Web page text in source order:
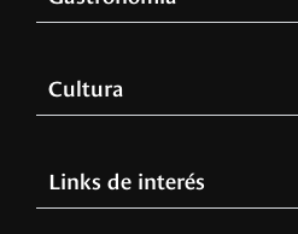
Cultura
Links de interés